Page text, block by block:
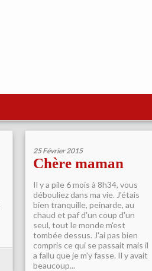
25 Février 2015
Chère maman
Il y a pile 6 mois à 8h34, vous
débouliez dans ma vie. J'étais
bien tranquille, peinarde, au
chaud et paf d'un coup d'un
seul, tout le monde m'est
tombée dessus. J'ai pas bien
compris ce qui se passait mais il
a fallu que je m'y fasse. Il y avait
beaucoup...